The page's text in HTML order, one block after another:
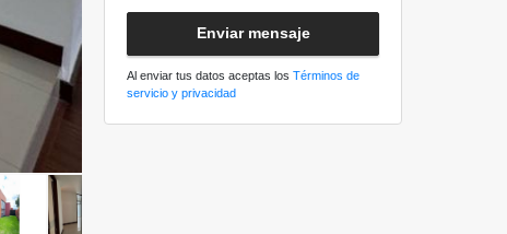
Enviar mensaje
Al enviar tus datos aceptas los Términos de
servicio y privacidad